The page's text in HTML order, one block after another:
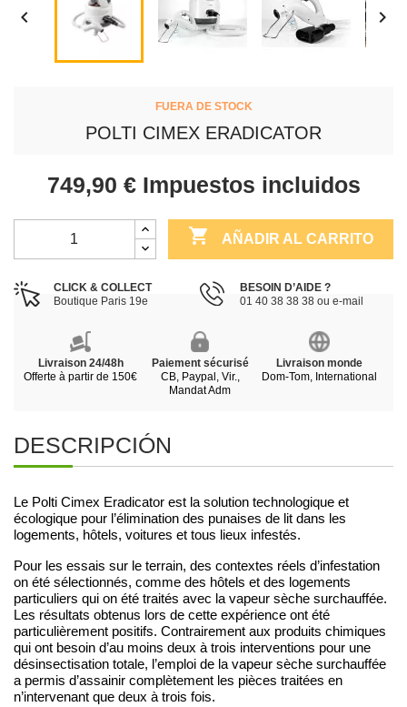
 
FUERA DE STOCK
POLTI CIMEX ERADICATOR
749,90 € Impuestos incluidos
 AÑADIR AL CARRITO
CLICK & COLLECT
Boutique Paris 19e
BESOIN D’AIDE ?
01 40 38 38 38 ou e-mail
Livraison 24/48h
Offerte à partir de 150€
Paiement sécurisé
CB, Paypal, Vir.,
Mandat Adm
Livraison monde
Dom-Tom, International
DESCRIPCIÓN
Le Polti Cimex Eradicator est la solution technologique et
écologique pour l’élimination des punaises de lit dans les
logements, hôtels, voitures et tous lieux infestés.
Pour les essais sur le terrain, des contextes réels d’infestation
on été sélectionnés, comme des hôtels et des logements
particuliers qui on été traités avec la vapeur sèche surchauffée.
Les résultats obtenus lors de cette expérience ont été
particulièrement positifs. Contrairement aux produits chimiques
qui ont besoin d’au moins deux à trois interventions pour une
désinsectisation totale, l’emploi de la vapeur sèche surchauffée
a permis d’assainir complètement les pièces traitées en
n’intervenant que deux à trois fois.